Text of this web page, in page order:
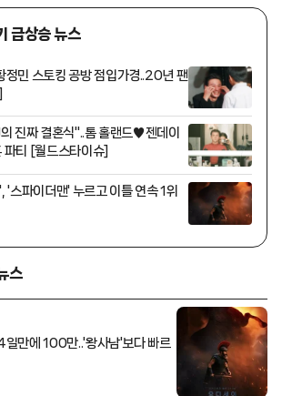
급상승 뉴스
정민 스토킹 공방 점입가경..20년 팬
진짜 결혼식"..톰 홀랜드♥젠데이
파티 [월드스타이슈]
'스파이더맨' 누르고 이틀 연속 1위
스
일만에 100만..'왕사남'보다 빠르